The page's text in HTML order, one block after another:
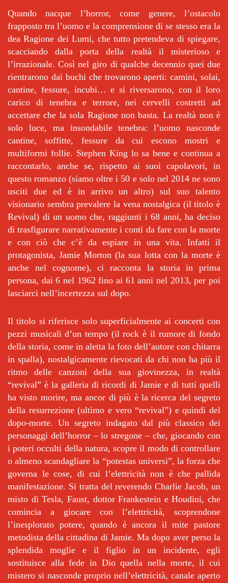
Quando nacque l’horror, come genere, l’ostacolo
frapposto tra l’uomo e la comprensione di se stesso era la
dea Ragione dei Lumi, che tutto pretendeva di spiegare,
scacciando dalla porta della realtà il misterioso e
l’irrazionale. Così nel giro di qualche decennio quei due
rientrarono dai buchi che trovarono aperti: camini, solai,
cantine, fessure, incubi… e si riversarono, con il loro
carico di tenebra e terrore, nei cervelli costretti ad
accettare che la sola Ragione non basta. La realtà non è
solo luce, ma insondabile tenebra: l’uomo nasconde
cantine, soffitte, fessure da cui escono mostri e
multiformi follie. Stephen King lo sa bene e continua a
raccontarlo, anche se, rispetto ai suoi capolavori, in
questo romanzo (siamo oltre i 50 e solo nel 2014 ne sono
usciti due ed è in arrivo un altro) sul suo talento
visionario sembra prevalere la vena nostalgica (il titolo è
Revival) di un uomo che, raggiunti i 68 anni, ha deciso
di trasfigurare narrativamente i conti da fare con la morte
e con ciò che c’è da espiare in una vita. Infatti il
protagonista, Jamie Morton (la sua lotta con la morte è
anche nel cognome), ci racconta la storia in prima
persona, dai 6 nel 1962 fino ai 61 anni nel 2013, per poi
lasciarci nell’incertezza sul dopo.
Il titolo si riferisce solo superficialmente ai concerti con
pezzi musicali d’un tempo (il rock è il rumore di fondo
della storia, come in aletta la foto dell’autore con chitarra
in spalla), nostalgicamente rievocati da chi non ha più il
ritmo delle canzoni della sua giovinezza, in realtà
“revival” è la galleria di ricordi di Jamie e di tutti quelli
ha visto morire, ma ancor di più è la ricerca del segreto
della resurrezione (ultimo e vero “revival”) e quindi del
dopo-morte. Un segreto indagato dal più classico dei
personaggi dell’horror – lo stregone – che, giocando con
i poteri occulti della natura, scopre il modo di controllare
o almeno scandagliare la “potestas universi”, la forza che
governa le cose, di cui l’elettricità non è che pallida
manifestazione. Si tratta del reverendo Charlie Jacob, un
misto di Tesla, Faust, dottor Frankestein e Houdini, che
comincia a giocare con l’elettricità, scoprendone
l’inesplorato potere, quando è ancora il mite pastore
metodista della cittadina di Jamie. Ma dopo aver perso la
splendida moglie e il figlio in un incidente, egli
sostituisce alla fede in Dio quella nella morte, il cui
mistero si nasconde proprio nell’elettricità, canale aperto